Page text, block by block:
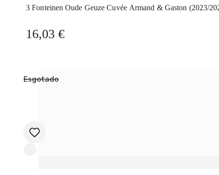
3 Fonteinen Oude Geuze Cuvée Armand & Gaston (2023/
16,03 €
Esgotado